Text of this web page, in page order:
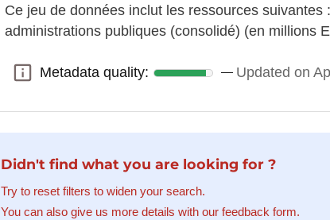
Ce jeu de données inclut les ressources suivantes
administrations publiques (consolidé) (en millions
Metadata quality:
Metadata quality: Updated on
Didn't find what you are looking for ?
Try to reset filters to widen your search.
You can also give us more details with our feedback form.